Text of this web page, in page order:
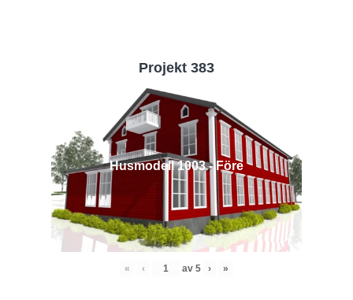
Projekt 383
Husmodell 1003 - Före
« ‹ av 5 › »